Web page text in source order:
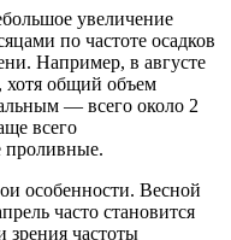
увеличение
по частоте осадков
Например, в августе
хотя общий объем
— всего около 2
всего
проливные.
особенности. Весной
часто становится
зрения частоты